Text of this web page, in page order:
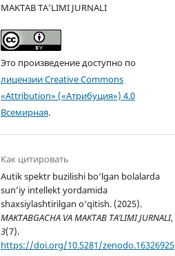
MAKTAB TA’LIMI JURNALI
Это произведение доступно по
лицензии Creative Commons
«Attribution» («Атрибуция») 4.0
Всемирная.
Как цитировать
Autik spektr buzilishi bo‘lgan bolalarda
sun’iy intellekt yordamida
shaxsiylashtirilgan o‘qitish. (2025).
MAKTABGACHA VA MAKTAB TA’LIMI JURNALI,
3(7).
https://doi.org/10.5281/zenodo.16326925